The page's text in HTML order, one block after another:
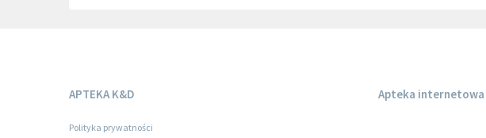
APTEKA K&D
Polityka prywatności
Apteka internetowa